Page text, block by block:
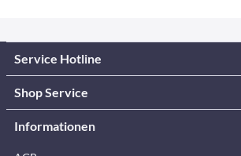
Service Hotline
Shop Service
Informationen